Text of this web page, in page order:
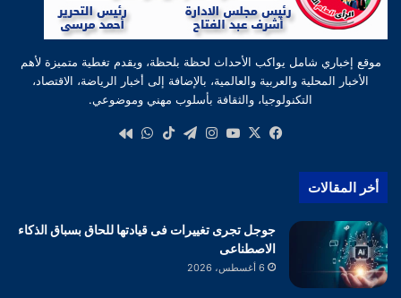
موقع إخباري شامل يواكب الأحداث لحظة بلحظة، ويقدم تغطية متميزة لأهم
الأخبار المحلية والعربية والعالمية، بالإضافة إلى أخبار الرياضة، الاقتصاد،
التكنولوجيا، والثقافة بأسلوب مهني وموضوعي.
فيسبوك
‫X
‫YouTube
انستقرام
تيلقرام‫TikTokواتساب
أخر المقالات
جوجل تجرى تغييرات فى قيادتها للحاق بسباق الذكاء
الاصطناعى
6 أغسطس، 2026